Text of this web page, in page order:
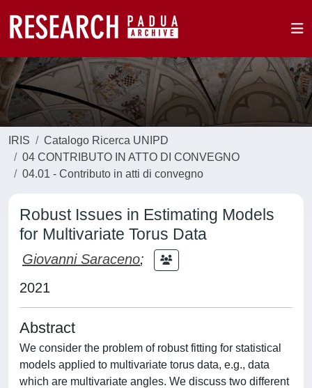
IRIS
Catalogo Ricerca UNIPD
04 CONTRIBUTO IN ATTO DI CONVEGNO
04.01 - Contributo in atti di convegno
Robust Issues in Estimating Models
for Multivariate Torus Data
Giovanni Saraceno;
2021
Abstract
We consider the problem of robust fitting for statistical
models applied to multivariate torus data, e.g., data
which are multivariate angles. We discuss two different